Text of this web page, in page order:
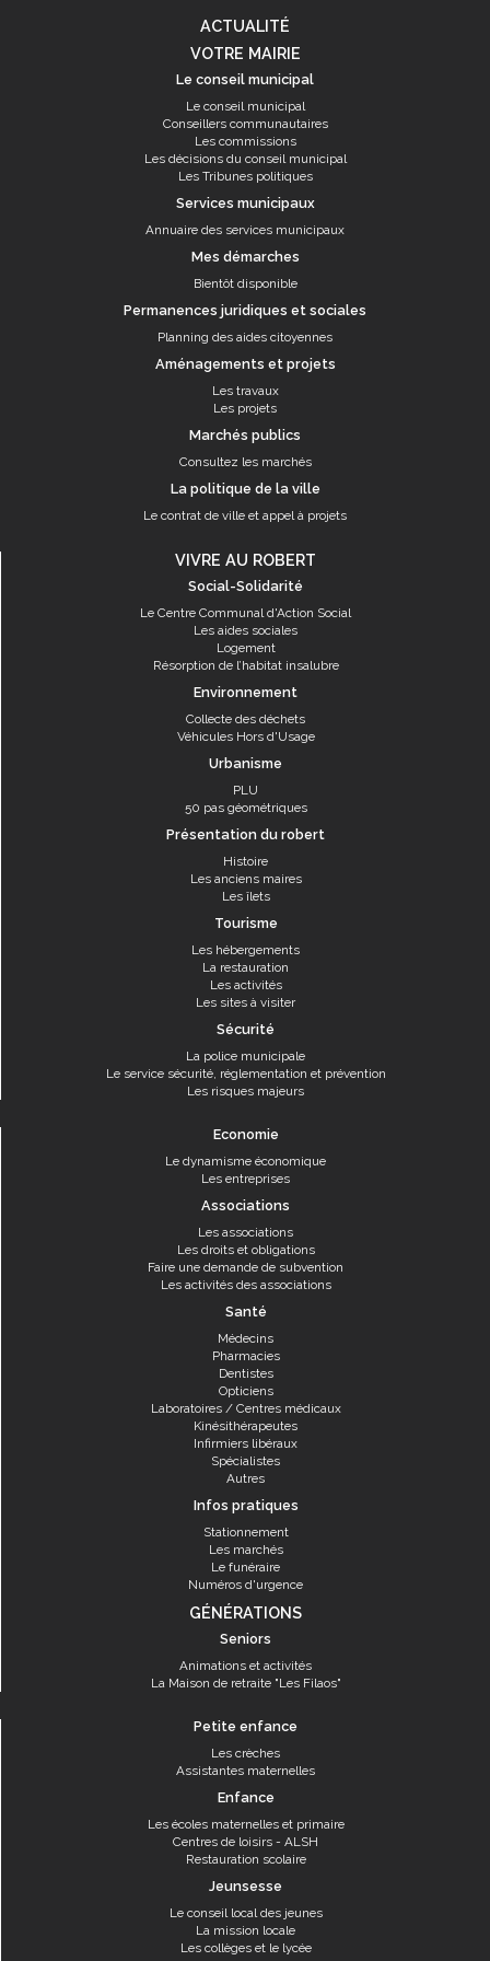
ACTUALITÉ
VOTRE MAIRIE
Le conseil municipal
Le conseil municipal
Conseillers communautaires
Les commissions
Les décisions du conseil municipal
Les Tribunes politiques
Services municipaux
Annuaire des services municipaux
Mes démarches
Bientôt disponible
Permanences juridiques et sociales
Planning des aides citoyennes
Aménagements et projets
Les travaux
Les projets
Marchés publics
Consultez les marchés
La politique de la ville
Le contrat de ville et appel à projets
VIVRE AU ROBERT
Social-Solidarité
Le Centre Communal d'Action Social
Les aides sociales
Logement
Résorption de l’habitat insalubre
Environnement
Collecte des déchets
Véhicules Hors d'Usage
Urbanisme
PLU
50 pas géométriques
Présentation du robert
Histoire
Les anciens maires
Les îlets
Tourisme
Les hébergements
La restauration
Les activités
Les sites à visiter
Sécurité
La police municipale
Le service sécurité, réglementation et prévention
Les risques majeurs
Economie
Le dynamisme économique
Les entreprises
Associations
Les associations
Les droits et obligations
Faire une demande de subvention
Les activités des associations
Santé
Médecins
Pharmacies
Dentistes
Opticiens
Laboratoires / Centres médicaux
Kinésithérapeutes
Infirmiers libéraux
Spécialistes
Autres
Infos pratiques
Stationnement
Les marchés
Le funéraire
Numéros d'urgence
GÉNÉRATIONS
Seniors
Animations et activités
La Maison de retraite "Les Filaos"
Petite enfance
Les crèches
Assistantes maternelles
Enfance
Les écoles maternelles et primaire
Centres de loisirs - ALSH
Restauration scolaire
Jeunsesse
Le conseil local des jeunes
La mission locale
Les collèges et le lycée